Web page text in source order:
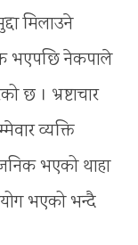
मिलाउने
भएपछि नेकपाले
छ । भ्रष्टाचार
व्यक्ति
भएको थाहा
भएको भन्दै